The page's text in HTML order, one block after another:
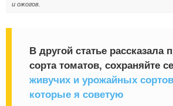
и ожогов.
В другой статье рассказала
сорта томатов, сохраняйте
живучих и урожайных
которые я советую